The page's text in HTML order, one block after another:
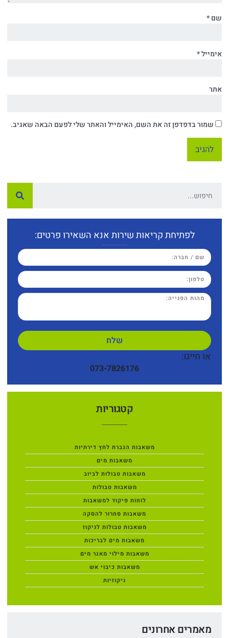
שם*
אימייל*
אתר
שמור בדפדפן זה את השם, האימייל והאתר שלי לפעם הבאה שאגיב.
לפתיחת קריאות שירות אנא השאירו פרטים:
שלח
או חייגו:
073-7826176
קטגוריות
משאבות הגברת לחץ דירתיות
משאבות מים
משאבות טבולות לביוב
משאבות טבולות
לוחות פיקוד למשאבות
משאבות סחרור להסקה
משאבות טבולות לניקוז
משאבות מים לבריכות
משאבות מילוי מאגר מים
משאבות כיבוי אש
ניקוזיות
מאמרים אחרונים